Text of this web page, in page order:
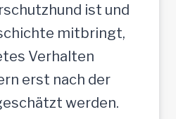
ist und
mitbringt,
Verhalten
erst nach der
werden.